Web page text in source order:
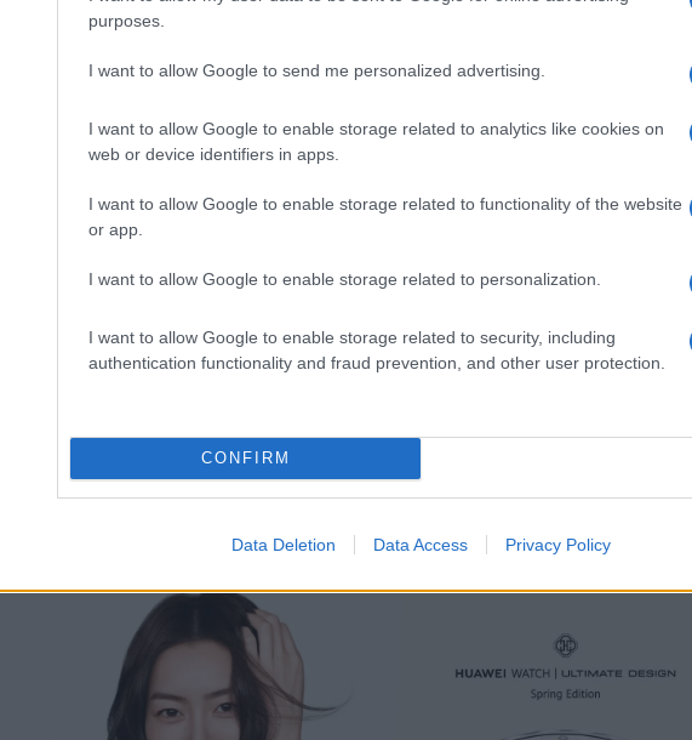
purposes.
I want to allow Google to send me personalized advertising.
I want to allow Google to enable storage related to analytics like cookies on
web or device identifiers in apps.
I want to allow Google to enable storage related to functionality of the website
or app.
I want to allow Google to enable storage related to personalization.
I want to allow Google to enable storage related to security, including
authentication functionality and fraud prevention, and other user protection.
CONFIRM
Data Deletion Data Access Privacy Policy
Az egészségfigyelés továbbra is a Huawei egyik legfontosabb fókuszterülete. Az
női egészségkövetésre is. A készülékek támogatják az alvás közbeni légzésfigyelést, a
A Huawei Watch Fit 5 Pro ezen felül EKG-funkcióval és az artériás merevség
rendelkezik, ami már komolyabb egészségügyi monitorozási szintet jelent. A
hőmérsékletérzékelő segíti a menstruációs ciklusok, ovulációs időszakok és
trendek követését is.
akkumulátortechnológiát használ, amely akár 10 napos működést is lehetővé tesz
A Huawei azonban nem állt meg az okosóráknál. A vállalat bemutatta aHuawei
2 modellt is, amelyet a legendás maratonfutó, Eliud Kipchoge
A másik látványos újdonság aHuawei Watch Ultimate
Huawei a híres designerrel, Francesca Amfitheatrof együttműködésben alkotott meg.